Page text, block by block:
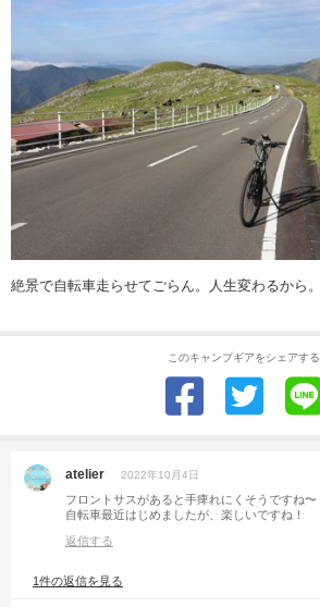
絶景で自転車走らせてごらん。人生変わるから。
このキャンプギアをシェアする
atelier 2022年10月4日
フロントサスがあると手痺れにくそうですね〜
自転車最近はじめましたが、楽しいですね！
返信する
1件の返信を見る